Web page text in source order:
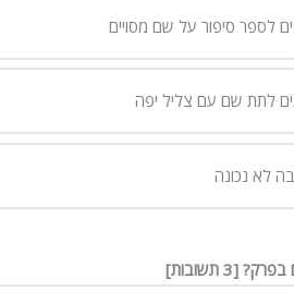
לספר סיפור על שם מסויים
לתת שם עם צליל יפה
לא נכונה
[3 תשובות]